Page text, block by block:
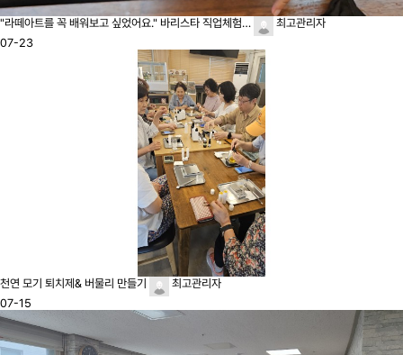
"라떼아트를 꼭 배워보고 싶었어요." 바리스타 직업체험…
최고관리자
07-23
천연 모기 퇴치제& 버물리 만들기
최고관리자
07-15